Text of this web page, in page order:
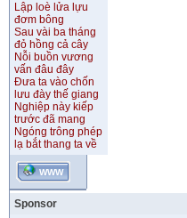
Lập loè lửa lựu
đơm bông
Sau vài ba tháng
đỏ hồng cả cây
Nỗi buồn vương
vấn đâu đây
Đưa ta vào chốn
lưu đày thế giang
Nghiệp này kiếp
trước đã mang
Ngóng trông phép
lạ bắt thang ta về
WWW
Sponsor